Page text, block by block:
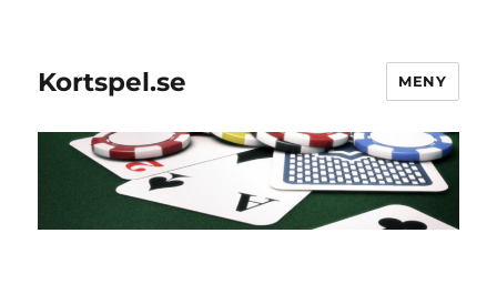
Kortspel.se MENY